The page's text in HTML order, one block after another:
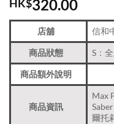
HK$320.00
店舖 信和
商品狀態 S：
商品額外說明
商品資訊
Max
爾托